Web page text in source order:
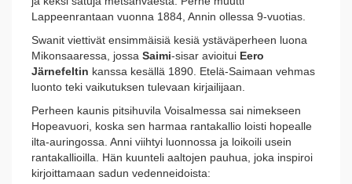
Lappeenrantaan vuonna 1884, Annin ollessa 9-vuotias.
Swanit viettivät ensimmäisiä kesiä ystäväperheen luona
Mikonsaaressa, jossa Saimi-sisar avioitui Eero
Järnefeltin kanssa kesällä 1890. Etelä-Saimaan vehmas
luonto teki vaikutuksen tulevaan kirjailijaan.
Perheen kaunis pitsihuvila Voisalmessa sai nimekseen
Hopeavuori, koska sen harmaa rantakallio loisti hopealle
ilta-auringossa. Anni viihtyi luonnossa ja loikoili usein
rantakallioilla. Hän kuunteli aaltojen pauhua, joka inspiroi
kirjoittamaan sadun vedenneidoista: